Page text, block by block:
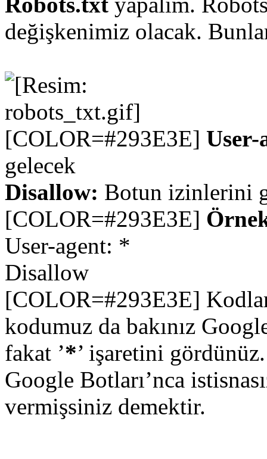
değişkenimiz olacak.
[COLOR=#293E3E] User-
gelecek
Disallow: Botun izinlerini
[COLOR=#293E3E]
User-agent: *
Disallow
[COLOR=#293E3E]
kodumuz da bakınız
fakat ’*’ işaretini
Google Botları’nca
vermişsiniz demektir.